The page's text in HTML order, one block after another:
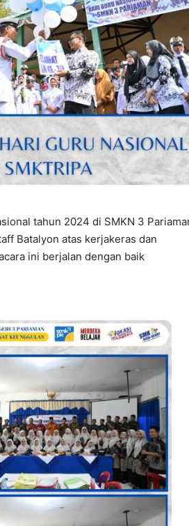
tahun 2024 di SMKN 3
Batalyon atas kerjakeras dan
ini berjalan dengan baik